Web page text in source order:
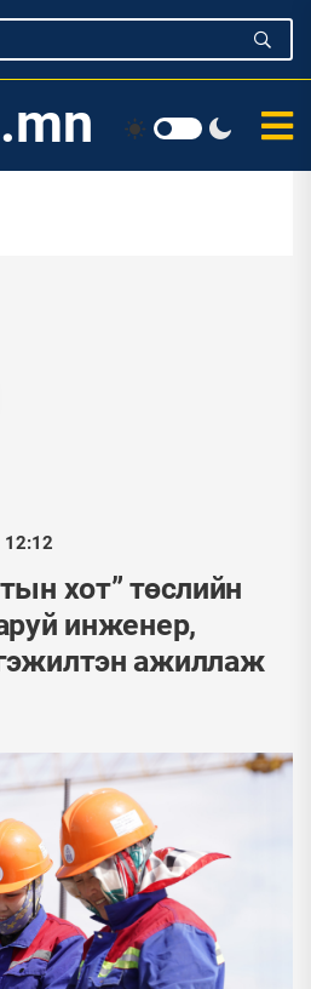
хот” төслийн
инженер,
ажиллаж